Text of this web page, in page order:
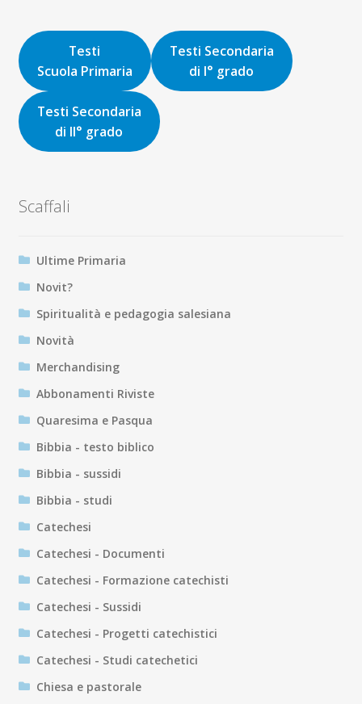
Testi
Scuola Primaria
Testi Secondaria
di I° grado
Testi Secondaria
di II° grado
Scaffali
Ultime Primaria
Novit?
Spiritualità e pedagogia salesiana
Novità
Merchandising
Abbonamenti Riviste
Quaresima e Pasqua
Bibbia - testo biblico
Bibbia - sussidi
Bibbia - studi
Catechesi
Catechesi - Documenti
Catechesi - Formazione catechisti
Catechesi - Sussidi
Catechesi - Progetti catechistici
Catechesi - Studi catechetici
Chiesa e pastorale